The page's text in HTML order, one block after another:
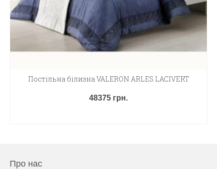
Постільна білизна VALERON ARLES LACIVERT
48375 грн.
Про нас